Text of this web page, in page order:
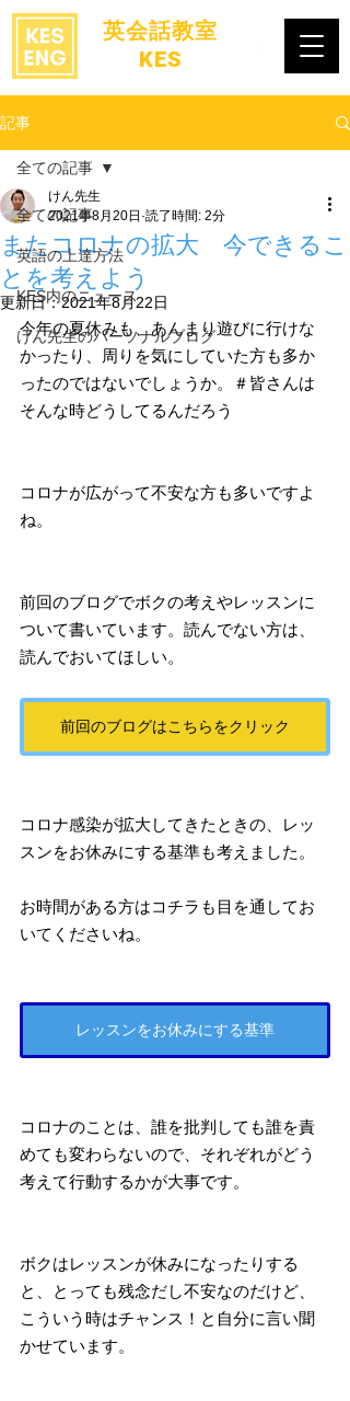
​英会話教室
KES
記事
全ての記事
英語の上達方法
KES内のニュース
けん先生のパーソナルブログ
全ての記事
またコロナの拡大 今できるこ
とを考えよう
けん先生
2021年8月20日 読了時間: 2分
更新日：2021年8月22日
今年の夏休みも、あんまり遊びに行けな
かったり、周りを気にしていた方も多か
ったのではないでしょうか。＃皆さんは
そんな時どうしてるんだろう
コロナが広がって不安な方も多いですよ
ね。
前回のブログでボクの考えやレッスンに
ついて書いています。読んでない方は、
読んでおいてほしい。
前回のブログはこちらをクリック
コロナ感染が拡大してきたときの、レッ
スンをお休みにする基準も考えました。
お時間がある方はコチラも目を通してお
いてくださいね。
レッスンをお休みにする基準
コロナのことは、誰を批判しても誰を責
めても変わらないので、それぞれがどう
考えて行動するかが大事です。
ボクはレッスンが休みになったりする
と、とっても残念だし不安なのだけど、
こういう時はチャンス！と自分に言い聞
かせています。